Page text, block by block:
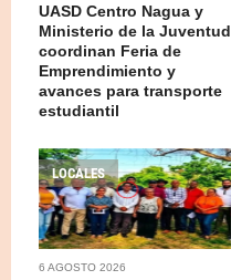
UASD Centro Nagua y
Ministerio de la Juventud
coordinan Feria de
Emprendimiento y
avances para transporte
estudiantil
LOCALES
6 AGOSTO 2026